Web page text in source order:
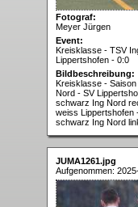
Fotograf:
Meyer Jürgen
Event:
Kreisklasse - TSV
Lippertshofen - 0:0
Bildbeschreibung:
Kreisklasse -
Nord - SV
schwarz Ing Nord
weiss Lippertshofen
schwarz Ing Nord
JUMA1261.jpg
Aufgenommen: